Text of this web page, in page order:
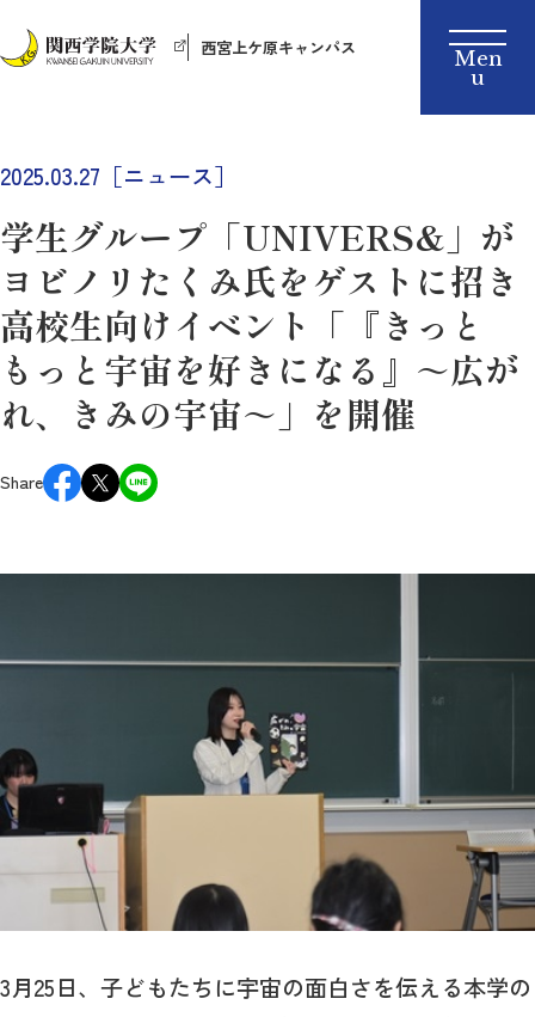
西宮上ケ原キャンパス
2025.03.27［ニュース］
学生グループ「UNIVERS&」が
ヨビノリたくみ氏をゲストに招き
高校生向けイベント「『きっと
もっと宇宙を好きになる』～広が
れ、きみの宇宙～」を開催
Share
3月25日、子どもたちに宇宙の面白さを伝える本学の